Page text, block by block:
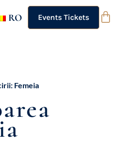
RO Events Tickets
Femeia